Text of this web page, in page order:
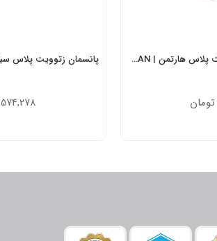
پانسمان فوق جاذب زتوویت پلاس هارتمن | ZETUVIT PLUS HARTMAN
تومان 574,278